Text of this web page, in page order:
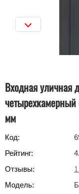
Входная уличная
четырехкамерный
мм
Код:
Рейтинг:
Отзывы:
1
Модель: